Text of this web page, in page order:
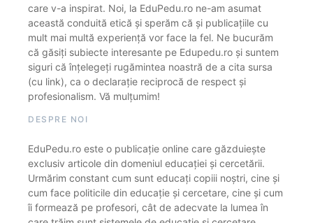
care v-a inspirat. Noi, la EduPedu.ro ne-am asumat
această conduită etică și sperăm că și publicațiile cu
mult mai multă experiență vor face la fel. Ne bucurăm
că găsiți subiecte interesante pe Edupedu.ro și suntem
siguri că înțelegeți rugămintea noastră de a cita sursa
(cu link), ca o declarație reciprocă de respect și
profesionalism. Vă mulțumim!
DESPRE NOI
EduPedu.ro este o publicație online care găzduiește
exclusiv articole din domeniul educației și cercetării.
Urmărim constant cum sunt educați copiii noștri, cine și
cum face politicile din educație și cercetare, cine și cum
îi formează pe profesori, cât de adecvate la lumea în